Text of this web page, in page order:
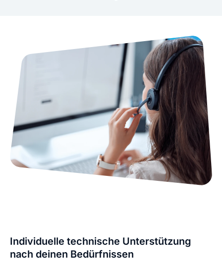
Individuelle technische Unterstützung
nach deinen Bedürfnissen